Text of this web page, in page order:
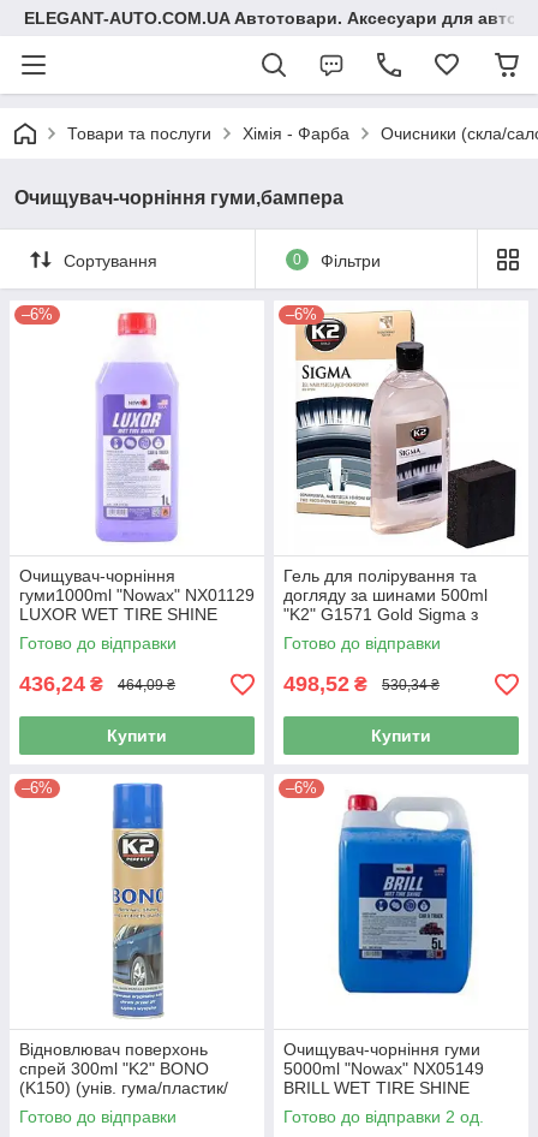
ELEGANT-AUTO.COM.UA Автотовари. Аксесуари для авто
Товари та послуги Хімія - Фарба Очисники (скла/
Очищувач-чорніння гуми,бампера
Сортування 0 Фільтри
–6%
Очищувач-чорніння
гуми1000ml "Nowax" NX01129
LUXOR WET TIRE SHINE
(9шт/уп)
Готово до відправки
436,24 ₴ 464,09 ₴
Купити
–6%
Гель для полірування та
догляду за шинами 500ml
"K2" G1571 Gold Sigma з
аплікатором
Готово до відправки
498,52 ₴ 530,34 ₴
Купити
–6%
Відновлювач поверхонь
спрей 300ml "K2" BONO
(K150) (унів. гума/пластик/
бампера)(24шт/уп)
Готово до відправки
–6%
Очищувач-чорніння гуми
5000ml "Nowax" NX05149
BRILL WET TIRE SHINE
концентрат 1:3
Готово до відправки 2 од.